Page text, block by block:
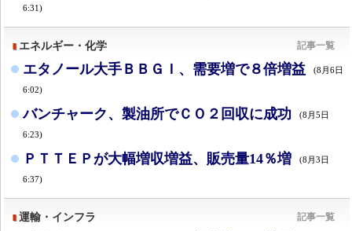
6:31)
エネルギー・化学 記事一覧
エタノール大手ＢＢＧＩ、需要増で８倍増益 (8月6日
6:02)
バンチャーク、製油所でＣＯ２回収に成功 (8月5日
6:23)
ＰＴＴＥＰが大幅増収増益、販売量14％増 (8月3日
6:37)
運輸・インフラ 記事一覧